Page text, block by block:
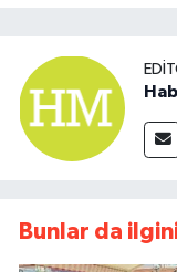
Bunlar da